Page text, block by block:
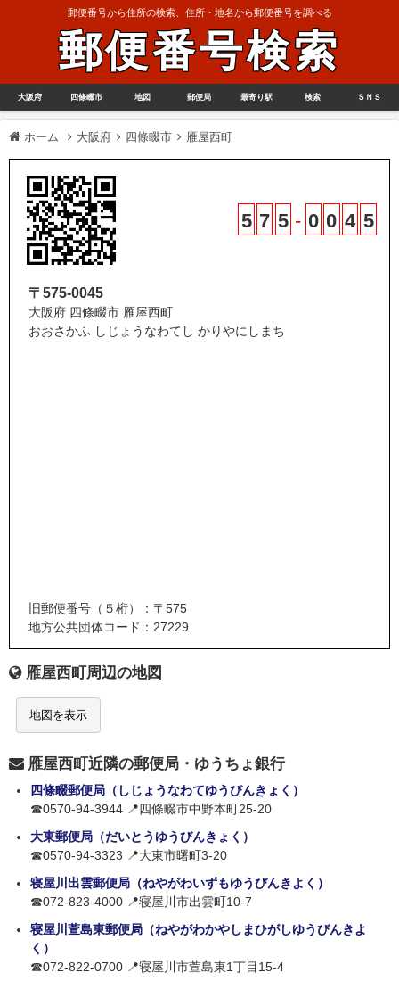
郵便番号から住所の検索、住所・地名から郵便番号を調べる
郵便番号検索
大阪府 四條畷市 地図 郵便局 最寄り駅 検索 ＳＮＳ
ホーム 大阪府 四條畷市 雁屋西町
5 7 5 - 0 0 4 5
〒575-0045
大阪府 四條畷市 雁屋西町
おおさかふ しじょうなわてし かりやにしまち
旧郵便番号（５桁）：〒575
地方公共団体コード：27229
雁屋西町周辺の地図
地図を表示
雁屋西町近隣の郵便局・ゆうちょ銀行
四條畷郵便局（しじょうなわてゆうびんきょく）
☎0570-94-3944 📍四條畷市中野本町25-20
大東郵便局（だいとうゆうびんきょく）
☎0570-94-3323 📍大東市曙町3-20
寝屋川出雲郵便局（ねやがわいずもゆうびんきよく）
☎072-823-4000 📍寝屋川市出雲町10-7
寝屋川萱島東郵便局（ねやがわかやしまひがしゆうびんきよ
く）
☎072-822-0700 📍寝屋川市萱島東1丁目15-4